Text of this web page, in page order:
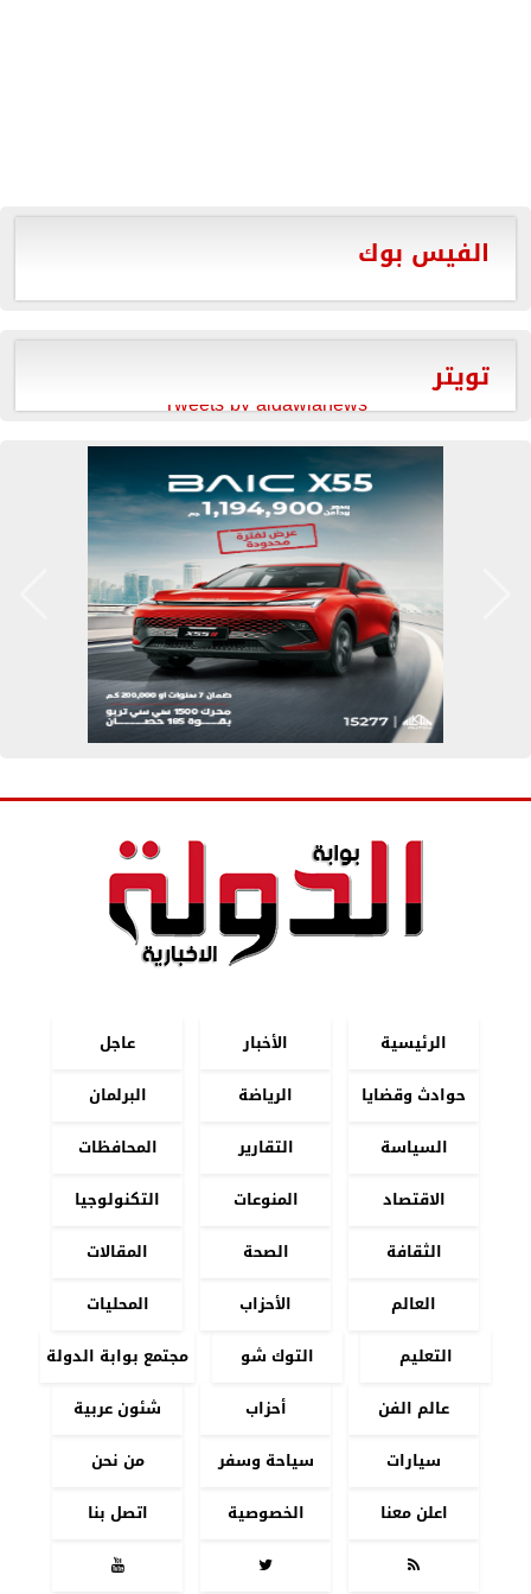
الفيس بوك
تويتر
Tweets by aldawlanews
الرئيسية الأخبار
عاجل
حوادث وقضايا
الرياضة
البرلمان
السياسة
التقارير
المحافظات
الاقتصاد
المنوعات
التكنولوجيا
الثقافة
الصحة
المقالات
العالم
الأحزاب
المحليات
التعليم
التوك شو
مجتمع بوابة الدولة
عالم الفن
أحزاب
شئون عربية
سيارات
سياحة وسفر
من نحن
اعلن معنا
الخصوصية
اتصل بنا


